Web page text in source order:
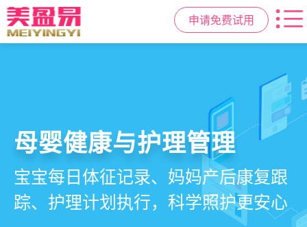
申请免费试用
智慧月子中心管理系统
一站式解决月子中心入住、护理、
餐饮、会员、财务、营销全流程管
理
母婴健康与护理管理
宝宝每日体征记录、妈妈产后康复跟
踪、护理计划执行，科学照护更安心
房态与预约管理
在线选房、预约入住、智能排房、资
源调度，提升入住率与客户满意度
会员营销与智能锁客
会员积分、套餐定制、精准营销、客
户关怀，提升复购与转介绍